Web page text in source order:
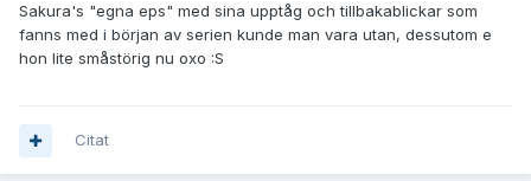
Sakura's "egna eps" med sina upptåg och tillbakablickar som
fanns med i början av serien kunde man vara utan, dessutom e
hon lite småstörig nu oxo :S
Citat